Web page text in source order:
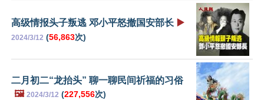
高级情报头子叛逃 邓小平怒撤国安部长 ▶️
2024/3/12 (56,863次)
二月初二“龙抬头” 聊一聊民间祈福的习俗
🖼️ 2024/3/12 (227,556次)